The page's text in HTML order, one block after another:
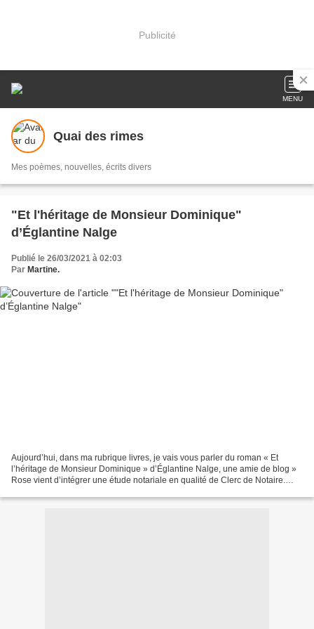
Publicité
MENU
Quai des rimes
Mes poèmes, nouvelles, écrits divers
"Et l'héritage de Monsieur Dominique"
d’Églantine Nalge
Publié le 26/03/2021 à 02:03
Par Martine.
Aujourd’hui, dans ma rubrique livres, je vais vous parler du roman « Et
l’héritage de Monsieur Dominique » d’Églantine Nalge, une amie de blog »
Rose vient d’intégrer une étude notariale en qualité de Clerc de Notaire.